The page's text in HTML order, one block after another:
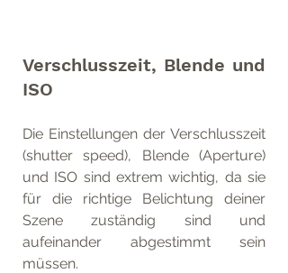
Verschlusszeit, Blende und
ISO
Die Einstellungen der Verschlusszeit
(shutter speed), Blende (Aperture)
und ISO sind extrem wichtig, da sie
für die richtige Belichtung deiner
Szene zuständig sind und
aufeinander abgestimmt sein
müssen.